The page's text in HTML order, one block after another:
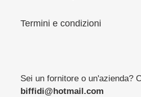
Termini e condizioni
Sei un fornitore o un'azienda?
biffidi@hotmail.com